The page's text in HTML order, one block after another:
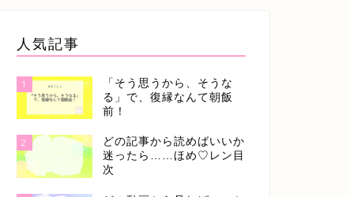
人気記事
1
「そう思うから、そうな
る」で、復縁なんて朝飯
前！
2
どの記事から読めばいいか
迷ったら……ほめ♡レン目
次